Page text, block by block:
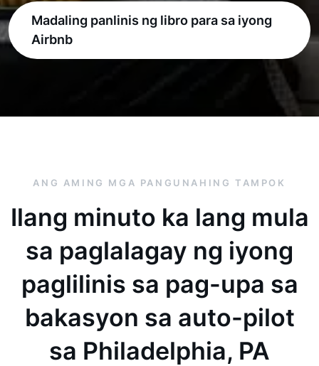
Madaling panlinis ng libro para sa iyong
Airbnb
ANG AMING MGA PANGUNAHING TAMPOK
Ilang minuto ka lang mula
sa paglalagay ng iyong
paglilinis sa pag-upa sa
bakasyon sa auto-pilot
sa Philadelphia, PA